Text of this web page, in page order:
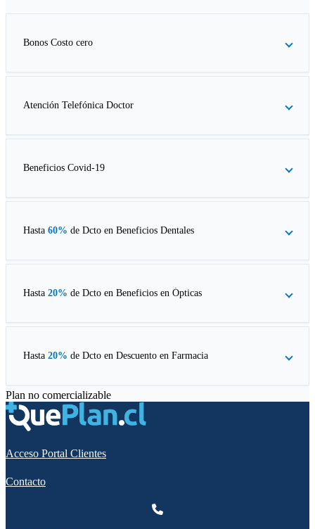
Bonos Costo cero
Atención Telefónica Doctor
Beneficios Covid-19
Hasta 60% de Dcto en Beneficios Dentales
Hasta 20% de Dcto en Beneficios en Ópticas
Hasta 20% de Dcto en Descuento en Farmacia
Plan no comercializable
Acceso Portal Clientes
Contacto